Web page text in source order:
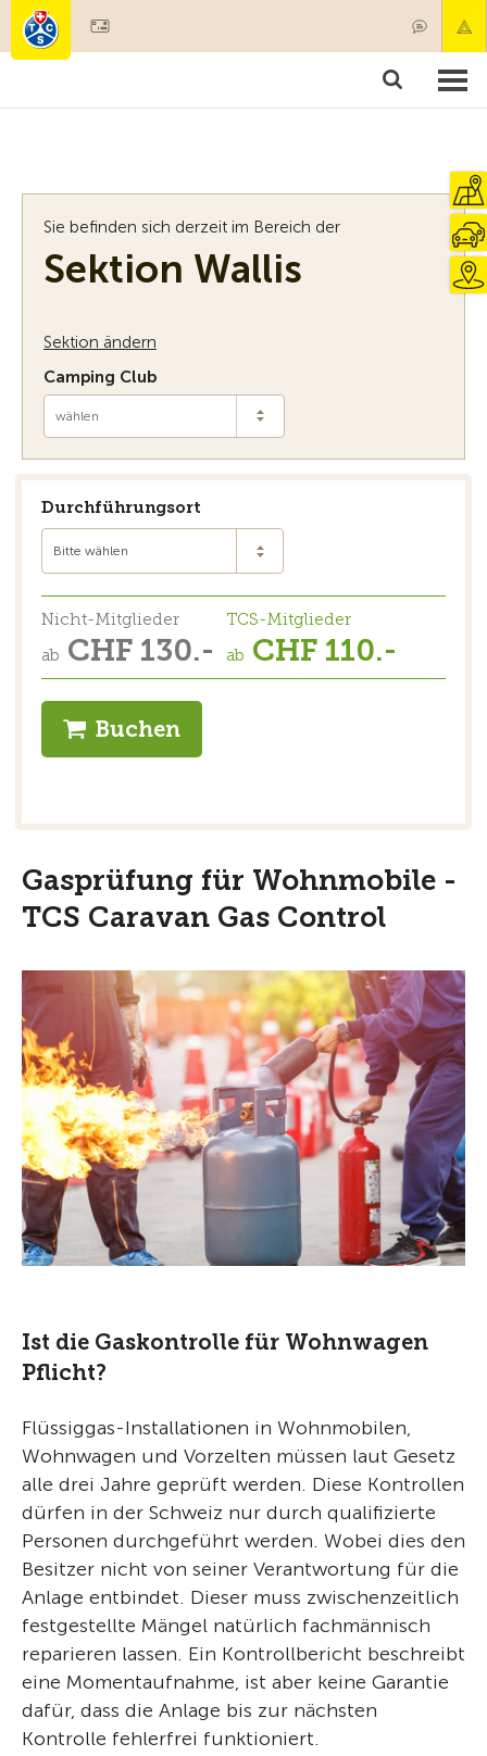
Mitgliedschaft & Leistungen
Sie befinden sich derzeit im Bereich der
Sektion Wallis
Sektion ändern
Camping Club
wählen
Durchführungsort
Bitte wählen
Nicht-Mitglieder
ab CHF 130.-
TCS-Mitglieder
ab CHF 110.-
Buchen
Gasprüfung für Wohnmobile -
TCS Caravan Gas Control
Ist die Gaskontrolle für Wohnwagen
Pflicht?
Flüssiggas-Installationen in Wohnmobilen,
Wohnwagen und Vorzelten müssen laut Gesetz
alle drei Jahre geprüft werden. Diese Kontrollen
dürfen in der Schweiz nur durch qualifizierte
Personen durchgeführt werden. Wobei dies den
Besitzer nicht von seiner Verantwortung für die
Anlage entbindet. Dieser muss zwischenzeitlich
festgestellte Mängel natürlich fachmännisch
reparieren lassen. Ein Kontrollbericht beschreibt
eine Momentaufnahme, ist aber keine Garantie
dafür, dass die Anlage bis zur nächsten
Kontrolle fehlerfrei funktioniert.